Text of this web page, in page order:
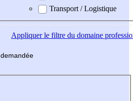
Transport / Logistique
Appliquerle filtre du domaine
demandée